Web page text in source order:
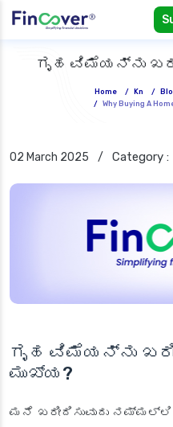
ಗೃಹ ವಿಮೆಯನ್ನು
Home / Kn /
/ Why Buying A
02 March 2025 / Category :
ಗೃಹ ವಿಮೆಯನ್ನು
ಮುಖ್ಯ?
ಮನೆ ಖರೀದಿಸುವುದು